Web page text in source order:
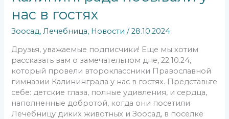
нас в гостях
Зоосад,Лечебница, Новости /28.10.2024
Друзья, уважаемые подписчики! Еще мы хотим
рассказать вам о замечательном дне, 22.10.24,
который провели второклассники Православной
гимназии Калининграда у нас в гостях. Представьте
себе: детские глаза, полные удивления, и сердца,
наполненные добротой, когда они посетили
Лечебницу диких животных и Зоосад, в поселке